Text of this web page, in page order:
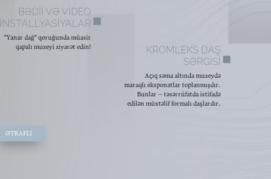
BƏDİİ VƏ VİDEO
İNSTALLYASİYALAR
"Yanar dağ" qoruğunda müasir
qapalı muzeyi ziyarət edin!
KROMLEKS DAŞ
SƏRGISI
Açıq səma altında muzeydə
maraqlı eksponatlar toplanmışdır.
Bunlar – təsərrüfatda istifadə
edilən müxtəlif formalı daşlardır.
ƏTRAFLI